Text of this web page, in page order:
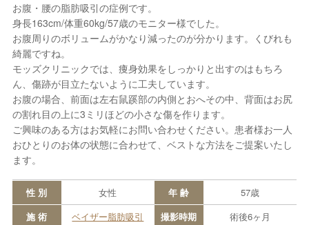
お腹・腰の脂肪吸引の症例です。
身長163cm/体重60kg/57歳のモニター様でした。
お腹周りのボリュームがかなり減ったのが分かります。くびれも
綺麗ですね。
モッズクリニックでは、痩身効果をしっかりと出すのはもちろ
ん、傷跡が目立たないように工夫しています。
お腹の場合、前面は左右鼠蹊部の内側とおへその中、背面はお尻
の割れ目の上に3ミリほどの小さな傷を作ります。
ご興味のある方はお気軽にお問い合わせください。患者様お一人
おひとりのお体の状態に合わせて、ベストな方法をご提案いたし
ます。
性 別 女性 年 齢
57歳
施 術
ベイザー脂肪吸引 撮影時期
術後6ヶ月